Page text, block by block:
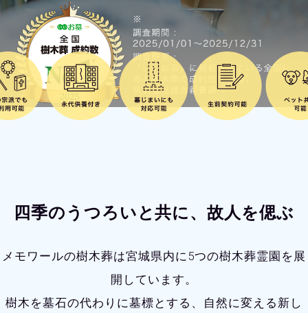
四季のうつろいと共に、故人を偲ぶ
メモワールの樹木葬は宮城県内に 5つの樹木葬霊園を展
開しています。
樹木を墓石の代わりに墓標とする、
自然に変える新し